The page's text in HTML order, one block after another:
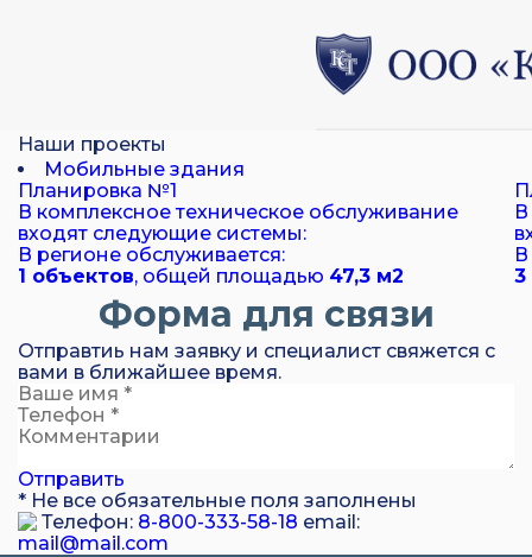
Наши проекты
Мобильные здания
Планировка №1
В комплексное техническое обслуживание
входят следующие системы:
В регионе обслуживается:
1 объектов, общей площадью 47,3 м2
В
3
Форма для связи
Отправтиь нам заявку и специалист свяжется с
вами в ближайшее время.
Отправить
* Не все обязательные поля заполнены
Телефон: 8-800-333-58-18 email:
mail@mail.com